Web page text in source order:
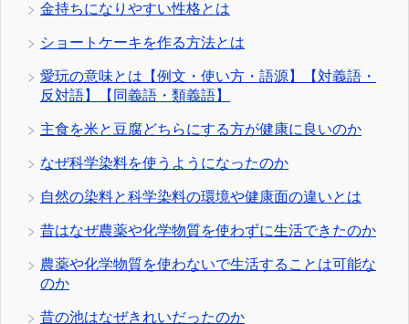
金持ちになりやすい性格とは
ショートケーキを作る方法とは
愛玩の意味とは【例文・使い方・語源】【対義語・
反対語】【同義語・類義語】
主食を米と豆腐どちらにする方が健康に良いのか
なぜ科学染料を使うようになったのか
自然の染料と科学染料の環境や健康面の違いとは
昔はなぜ農薬や化学物質を使わずに生活できたのか
農薬や化学物質を使わないで生活することは可能な
のか
昔の池はなぜきれいだったのか